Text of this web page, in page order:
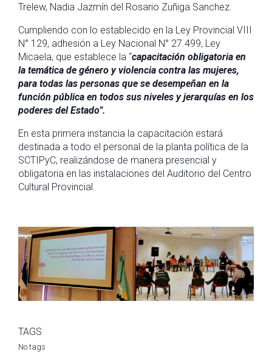
Trelew, Nadia Jazmín del Rosario Zuñiga Sanchez.
Cumpliendo con lo establecido en la Ley Provincial VIII
N° 129, adhesión a Ley Nacional N° 27.499, Ley
Micaela, que establece la “capacitación obligatoria en
la temática de género y violencia contra las mujeres,
para todas las personas que se desempeñan en la
función pública en todos sus niveles y jerarquías en los
poderes del Estado”.
En esta primera instancia la capacitación estará
destinada a todo el personal de la planta política de la
SCTIPyC, realizándose de manera presencial y
obligatoria en las instalaciones del Auditorio del Centro
Cultural Provincial.
TAGS
No tags